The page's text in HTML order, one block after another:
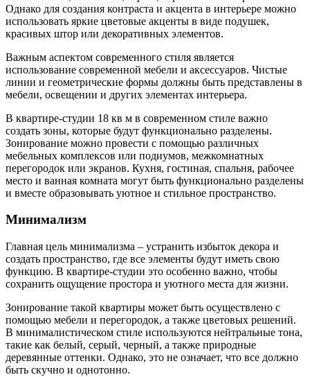
Однако для создания контраста и акцента в интерьере можно
использовать яркие цветовые акценты в виде подушек,
красивых штор или декоративных элементов.
Важным аспектом современного стиля является
использование современной мебели и аксессуаров. Чистые
линии и геометрические формы должны быть представлены в
мебели, освещении и других элементах интерьера.
В квартире-студии 18 кв м в современном стиле важно
создать зоны, которые будут функционально разделены.
Зонирование можно провести с помощью различных
мебельных комплексов или подиумов, межкомнатных
перегородок или экранов. Кухня, гостиная, спальня, рабочее
место и ванная комната могут быть функционально разделены
и вместе образовывать уютное и стильное пространство.
Минимализм
Главная цель минимализма – устранить избыток декора и
создать пространство, где все элементы будут иметь свою
функцию. В квартире-студии это особенно важно, чтобы
сохранить ощущение простора и уютного места для жизни.
Зонирование такой квартиры может быть осуществлено с
помощью мебели и перегородок, а также цветовых решений.
В минималистическом стиле используются нейтральные тона,
такие как белый, серый, черный, а также природные
деревянные оттенки. Однако, это не означает, что все должно
быть скучно и однотонно.